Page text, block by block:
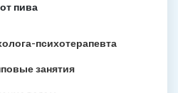
от пива
психотерапевта
занятия